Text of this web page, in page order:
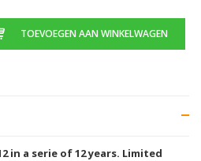
TOEVOEGEN AAN WINKELWAGEN
in a serie of 12 years. Limited